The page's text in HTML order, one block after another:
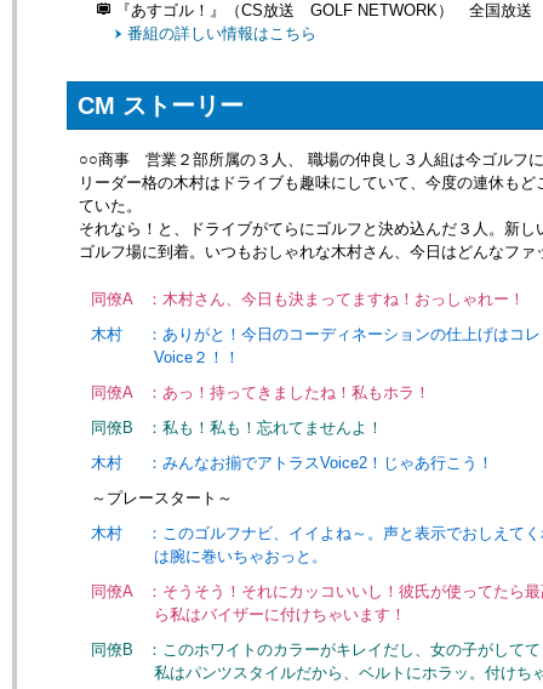
『あすゴル！』（CS放送 GOLF NETWORK） 全国放送
番組の詳しい情報はこちら
CM ストーリー
○○商事 営業２部所属の３人、 職場の仲良し３人組は今ゴルフ
リーダー格の木村はドライブも趣味にしていて、今度の連休も
ていた。
それなら！と、ドライブがてらにゴルフと決め込んだ３人。新
ゴルフ場に到着。いつもおしゃれな木村さん、今日はどんなファ
同僚A
：木村さん、今日も決まってますね！おっしゃれー！
木村
：ありがと！今日のコーディネーションの仕上げはコ
Voice２！！
同僚A
：あっ！持ってきましたね！私もホラ！
同僚B
：私も！私も！忘れてませんよ！
木村
：みんなお揃でアトラスVoice2！じゃあ行こう！
～プレースタート～
木村
：このゴルフナビ、イイよね～。声と表示でおしえて
は腕に巻いちゃおっと。
同僚A
：そうそう！それにカッコいいし！彼氏が使ってたら
ら私はバイザーに付けちゃいます！
同僚B
：このホワイトのカラーがキレイだし、女の子がして
私はパンツスタイルだから、ベルトにホラッ。付けち